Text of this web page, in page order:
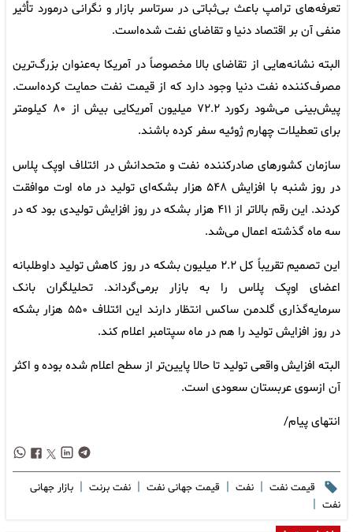
تعرفه‌های ترامپ باعث بی‌ثباتی در سرتاسر بازار و نگرانی درمورد تأثیر
منفی آن بر اقتصاد دنیا و تقاضای نفت شده‌است.
البته نشانه‌هایی از تقاضای بالا مخصوصاً در آمریکا به‌عنوان بزرگ‌ترین
مصرف‌کننده نفت دنیا وجود دارد که از قیمت نفت حمایت کرده‌است.
پیش‌بینی می‌شود رکورد ۷۲.۲ میلیون آمریکایی بیش از ۸۰ کیلومتر
برای تعطیلات چهارم ژوئیه سفر کرده باشند.
سازمان کشورهای صادرکننده نفت و متحدانش در ائتلاف اوپک پلاس
در روز شنبه با افزایش ۵۴۸ هزار بشکه‌ای تولید در ماه اوت موافقت
کردند. این رقم بالاتر از ۴۱۱ هزار بشکه در روز افزایش تولیدی بود که در
سه ماه گذشته اعمال می‌شد.
این تصمیم تقریباً کل ۲.۲ میلیون بشکه در روز کاهش تولید داوطلبانه
اعضای اوپک پلاس را به بازار برمی‌گرداند. تحلیلگران بانک
سرمایه‌گذاری گلدمن ساکس انتظار دارند این ائتلاف ۵۵۰ هزار بشکه
در روز افزایش تولید را هم در ماه سپتامبر اعلام کند.
البته افزایش واقعی تولید تا حالا پایین‌تر از سطح اعلام شده بوده و اکثر
آن ازسوی عربستان سعودی است.
انتهای پیام/
قیمت نفت | نفت | قیمت جهانی نفت | نفت برنت | بازار جهانی
نفت |